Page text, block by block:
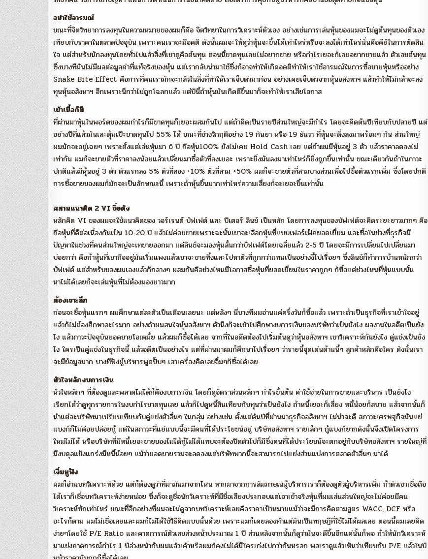
อย่าใช้อารมณ์
ขณะที่จิตวิทยาการลงทุนในความหมายของผมก็คือ จิตวิทยาในการวิเคราะห์ตัวเอง อย่างเช่นการเล่นหุ้นของผมจะไม่ดูต้นทุนของตัวเอง
เทียบกับราคาในตลาดปัจจุบัน เพราะคนเราจะมีอคติ ดังนั้นผมจะให้ดูว่าหุ้นจะขึ้นได้เท่าไหร่หรือจะลงได้เท่าไหร่นั่นคือคีย์ในการตัดสิน
ใจ แต่สำหรับนักลงทุนโดยทั่วไปแล้วสิ่งที่เขาดูคือต้นทุน ตอนนี้ขาดทุนเลยไม่อยากขาย หรือกำไรเยอะก็เลยอยากขายแล้ว ตัวเลขต้นทุน
ซึ่งบางทีมันไม่มีผลต่อมูลค่าที่แท้จริงของหุ้น แต่เรากลับนำมาใช้ซึ่งก็อาจทำให้เกิดอคติทำให้เราใช้อารมณ์ในการซื้อขายหุ้นหรืออย่าง
Snake Bite Effect คือการที่คนเรามักจะกลัวในสิ่งที่ทำให้เราเจ็บตัวมาก่อน อย่างเคยเจ็บตัวจากหุ้นอสังหาฯ แล้วทำให้ไม่กล้าจะลง
ทุนหุ้นอสังหาฯ อีกเพราะนึกว่าไม่ถูกโฉลกแล้ว แต่ปีนี้ถ้าหุ้นมันเกิดดีขึ้นมาก็จะทำให้เราเสียโอกาส
เข้าเนื้อก็มี
ที่ผ่านมาหุ้นในพอร์ตของผมกำไรก็มีขาดทุนก็เยอะผสมกันไป แต่ถ้าคิดเป็นรายปีส่วนใหญ่จะมีกำไร โดยจะคิดต้นปีเทียบกับปลายปี แต่
อย่างปีที่แล้วมันเละตุ้มเป๊ะขาดทุนไป 55% ได้ ขณะที่ช่วงวิกฤติอย่าง 19 กันยา หรือ 19 ธันวา ที่หุ้นจะดิ่งลงมาพร้อมๆ กัน ส่วนใหญ่
ผมมักจะอยู่เฉยๆ เพราะตั้งแต่เล่นหุ้นมา 6 ปี ถือหุ้น100% ยังไม่เคย Hold Cash เลย แต่ถ้าผมมีหุ้นอยู่ 3 ตัว แล้วราคาลดลงไม่
เท่ากัน ผมก็จะขายตัวที่ราคาลงน้อยแล้วเปลี่ยนมาซื้อตัวที่ลงเยอะ เพราะยิ่งมันลงมาเท่าไหร่ก็ยิ่งถูกขึ้นเท่านั้น ขณะเดียวกันถ้าในภาวะ
ปกติแล้วมีหุ้นอยู่ 3 ตัว ตัวแรกลง 5% ตัวที่สอง +10% ตัวที่สาม +50% ผมก็จะขายตัวที่สามบางส่วนเพื่อไปซื้อตัวแรกเพิ่ม ซึ่งโดยปกติ
การซื้อขายของผมก็มักจะเป็นลักษณะนี้ เพราะถ้าหุ้นขึ้นมากเท่าไหร่ความเสี่ยงก็จะเยอะขึ้นเท่านั้น
ผสานแนวคิด 2 VI ชื่อดัง
หลักคิด VI ของผมจะใช้แนวคิดของ วอร์เรนต์ บัฟเฟต์ และ ปีเตอร์ ลินช์ เป็นหลัก โดยการลงทุนของบัฟเฟต์จะคิดระยะยาวมากๆ คือ
ถือหุ้นที่ดีต่อเนื่องกันเป็น 10-20 ปี แล้วไม่ค่อยขายเพราะฉะนั้นเขาจะเลือกหุ้นที่แบบเฟอร์เฟ็คยอดเยี่ยม และซื้อในช่วงที่ธุรกิจมี
ปัญหาในช่วงที่คนส่วนใหญ่จะเทขายออกมา แต่ลินช์จะมองหุ้นสั้นกว่าบัฟเฟต์โดยเฉลี่ยแล้ว 2-5 ปี โดยจะมีการเปลี่ยนไปเปลี่ยนมา
บ่อยกว่า คือถ้าหุ้นที่เขาถืออยู่มันเริ่มแพงแล้วเขาจะขายทิ้งและไปหาตัวที่ถูกกว่าแทนเป็นอย่างงี้ไปเรื่อยๆ ซึ่งลินช์ก็ทำการบ้านหนักกว่า
บัฟเฟต์ แต่สำหรับของผมเองแล้วก็กลางๆ ผสมกันคือช่วงไหนมีโอกาสซื้อหุ้นที่ยอดเยี่ยมในราคาถูกๆ ก็ซื้อแต่ช่วงไหนที่หุ้นแบบนั้น
หาไม่ได้เลยก็จะเล่นหุ้นที่ไม่ต้องมองยาวมาก
ต้องเจาะลึก
ก่อนจะซื้อหุ้นแรกๆ ผมศึกษาแต่ละตัวเป็นเดือนเลยนะ แต่หลังๆ นี่บางทีผมอ่านแค่ครึ่งวันก็ซื้อแล้ว เพราะถ้าเป็นธุรกิจที่เราเข้าใจอยู่
แล้วก็ไม่ต้องศึกษาอะไรมาก อย่างถ้าผมสนใจหุ้นอสังหาฯ ตัวนึงก็จะเข้าไปศึกษางบการเงินของบริษัทว่าเป็นยังไง ผลงานในอดีตเป็นยัง
ไง แล้วภาวะปัจจุบันยอดขายโอเคมั้ย แล้วผมก็ซื้อได้เลย จากที่ในอดีตต้องไปเริ่มต้นดูว่าหุ้นอสังหาฯ เขาวิเคราะห์กันยังไง คู่แข่งเป็นยัง
ไง ใครเป็นคู่แข่งในธุรกิจนี้ แล้วอดีตเป็นอย่างไร แต่ที่ผ่านมาผมก็ศึกษาไปเรื่อยๆ ว่ารายนี้จุดเด่นด้านนี้ๆ ลูกค้าหลักคือใคร ดังนั้นเรา
จะมีข้อมูลมาก บางทีฟังผู้บริหารพูดปั๊บๆ เอาเครื่องคิดเลขจิ้มๆก็ซื้อได้เลย
หัวใจหลักงบการเงิน
หัวใจหลักๆ ที่ต้องดูและพลาดไม่ได้ก็คืองบการเงิน โดยก็ดูอัตราส่วนหลักๆ กำไรขั้นต้น ค่าใช้จ่ายในการขายและบริหาร เป็นยังไง
เรียกได้ว่าดูทุกรายการในงบกำไรขาดทุนเลย แล้วก็ไปดูหนี้สินเทียบกับทุนว่าเป็นยังไง ถ้าหนี้เยอะก็เสี่ยง หนี้น้อยก็สบาย แล้วจากนั้นก็
นำแต่ละบริษัทมาเปรียบเทียบกับคู่แข่งตัวอื่นๆ ในกลุ่ม อย่างเช่น ตั้งแต่ต้นปีที่ผ่านมาธุรกิจอสังหาฯ ไม่น่าจะดี สภาวะเศรษฐกิจมันแย่
แบงก์ก็ไม่ค่อยปล่อยกู้ แต่ในสภาวะที่แย่แบบนี้จะมีคนที่ได้ประโยชน์อยู่ บริษัทอสังหาฯ รายเล็กๆ กู้แบงก์ยากดังนั้นจึงเปิดโครงการ
ใหม่ไม่ได้ หรือบริษัทที่มีหนี้เยอะขายของไม่ได้กู้ไม่ได้แทบจะต้องปิดตัวไปก็มีซึ่งคนที่ได้ประโยชน์จะตกอยู่กับบริษัทอสังหาฯ รายใหญ่ที่
มีงบดุลแข็งแกร่งมีหนี้น้อยๆ แม้ว่ายอดขายรวมจะลดลงแต่บริษัทพวกนี้จะสามารถไปแย่งส่วนแบ่งการตลาดตัวอื่นๆ มาได้
เงี่ยหูฟัง
ผมก็อ่านบทวิเคราะห์ด้วย แต่ก็ต้องดูว่าที่มามันมาจากไหน หากมาจากการสัมภาษณ์ผู้บริหารเราก็ต้องดูตัวผู้บริหารเพิ่ม ถ้าตัวเขาเชื่อถือ
ได้เราก็เชื่อบทวิเคราะห์ง่ายหน่อย ซึ่งก็จะดูชื่อนักวิเคราะห์ที่มีชื่อเสียงประกอบแต่เอาเข้าจริงหุ้นที่ผมเล่นส่วนใหญ่จะไม่ค่อยมีคน
วิเคราะห์ซักเท่าไหร่ ขณะที่อีกอย่างที่ผมจะไม่ดูจากบทวิเคราะห์เลยคือราคาเป้าหมายแม้ว่าจะมีการคิดตามสูตร WACC, DCF หรือ
อะไรก็ตาม ผมไม่เชื่อเลยและผมก็ไม่ได้ใช้วิธีคิดแบบนั้นด้วย เพราะผมก็เคยลองทำแต่มันเป็นทฤษฎีที่ใช้ไม่ได้ผลเลย ตอนนี้ผมเลยคิด
ง่ายๆโดยใช้ P/E Ratio และคาดการณ์ตัวเลขล่วงหน้าประมาณ 1 ปี ส่วนหลังจากนั้นก็ดูว่ามันจะดีขึ้นอีกแค่นั้นก็พอ ถ้าให้นักวิเคราะห์
มาแข่งคาดการณ์กำไร 1 ปีล่วงหน้ากับผมแล้วเค้าหรือผมก็คงไม่ได้มีใครเก่งไปกว่ากันหรอก พอเราดูแล้วเห็นว่าเทียบกับ P/E แล้วในปี